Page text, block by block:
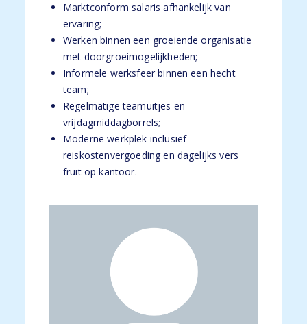
Marktconform salaris afhankelijk van
ervaring;
Werken binnen een groeiende organisatie
met doorgroeimogelijkheden;
Informele werksfeer binnen een hecht
team;
Regelmatige teamuitjes en
vrijdagmiddagborrels;
Moderne werkplek inclusief
reiskostenvergoeding en dagelijks vers
fruit op kantoor.